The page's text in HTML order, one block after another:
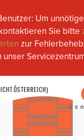
Um
Sie bitte
zur
unser
ÖSTERREICH)